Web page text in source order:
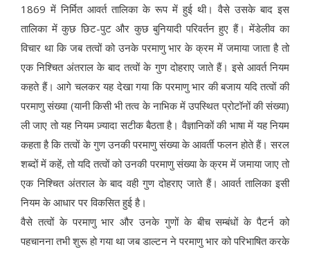
1869 में निर्मित आवर्त तालिका के रूप में हुई थी। वैसे उसके बाद इस
तालिका में कुछ छिट-पुट और कुछ बुनियादी परिवर्तन हुए हैं। मेंडेलीव का
विचार था कि जब तत्वों को उनके परमाणु भार के क्रम में जमाया जाता है तो
एक निश्चित अंतराल के बाद तत्वों के गुण दोहराए जाते हैं। इसे आवर्त नियम
कहते हैं। आगे चलकर यह देखा गया कि परमाणु भार की बजाय यदि तत्वों की
परमाणु संख्या (यानी किसी भी तत्व के नाभिक में उपस्थित प्रोटॉनों की संख्या)
ली जाए तो यह नियम ज़्यादा सटीक बैठता है। वैज्ञानिकों की भाषा में यह नियम
कहता है कि तत्वों के गुण उनकी परमाणु संख्या के आवर्ती फलन होते हैं। सरल
शब्दों में कहें, तो यदि तत्वों को उनकी परमाणु संख्या के क्रम में जमाया जाए तो
एक निश्चित अंतराल के बाद वही गुण दोहराए जाते हैं। आवर्त तालिका इसी
नियम के आधार पर विकसित हुई है।
वैसे तत्वों के परमाणु भार और उनके गुणों के बीच सम्बंधों के पैटर्न को
पहचानना तभी शुरू हो गया था जब डाल्टन ने परमाणु भार को परिभाषित करके